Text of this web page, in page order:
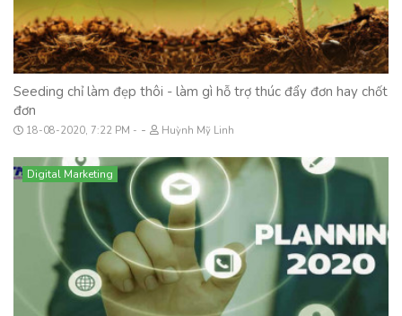
Seeding chỉ làm đẹp thôi - làm gì hỗ trợ thúc đẩy đơn hay chốt
đơn
18-08-2020, 7:22 PM - Huỳnh Mỹ Linh
Digital Marketing